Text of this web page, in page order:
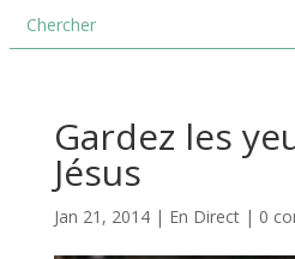
Gardez les
Jésus
Jan 21, 2014| En Direct| 0